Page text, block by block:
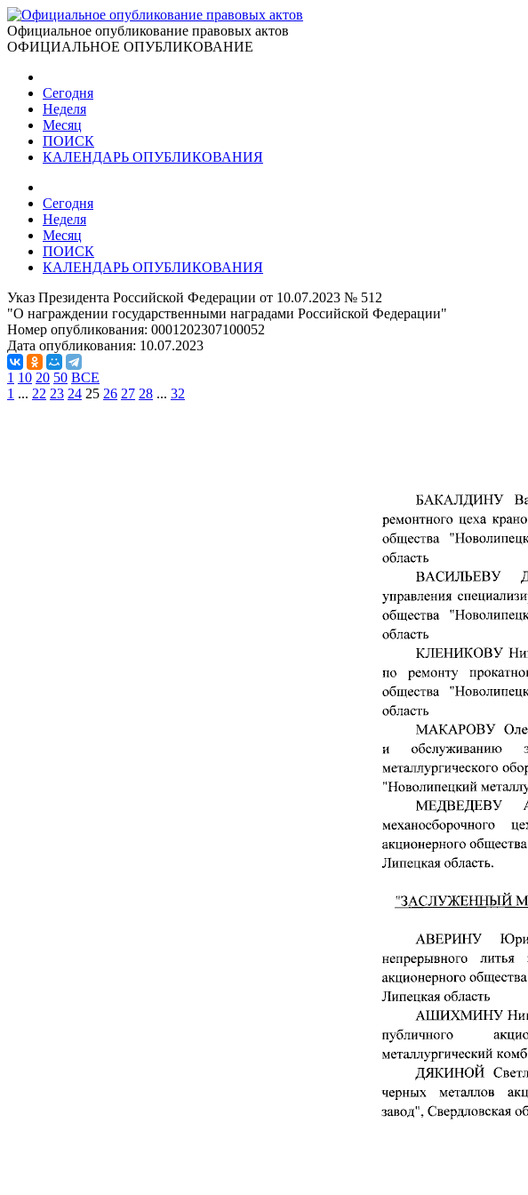
Официальное опубликование правовых актов
ОФИЦИАЛЬНОЕ ОПУБЛИКОВАНИЕ
Сегодня
Неделя
Месяц
ПОИСК
КАЛЕНДАРЬ ОПУБЛИКОВАНИЯ
Сегодня
Неделя
Месяц
ПОИСК
КАЛЕНДАРЬ ОПУБЛИКОВАНИЯ
Указ Президента Российской Федерации от 10.07.2023 № 512
"О награждении государственными наградами Российской Федерации"
Номер опубликования: 0001202307100052
Дата опубликования: 10.07.2023
1 10 20 50 ВСЕ
1 ... 22 23 24 25 26 27 28 ... 32